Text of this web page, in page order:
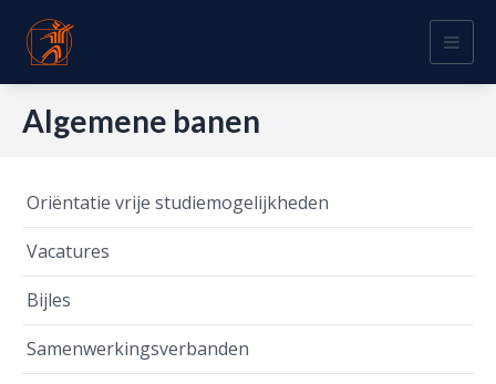
Algemene banen
Oriëntatie vrije studiemogelijkheden
Vacatures
Bijles
Samenwerkingsverbanden